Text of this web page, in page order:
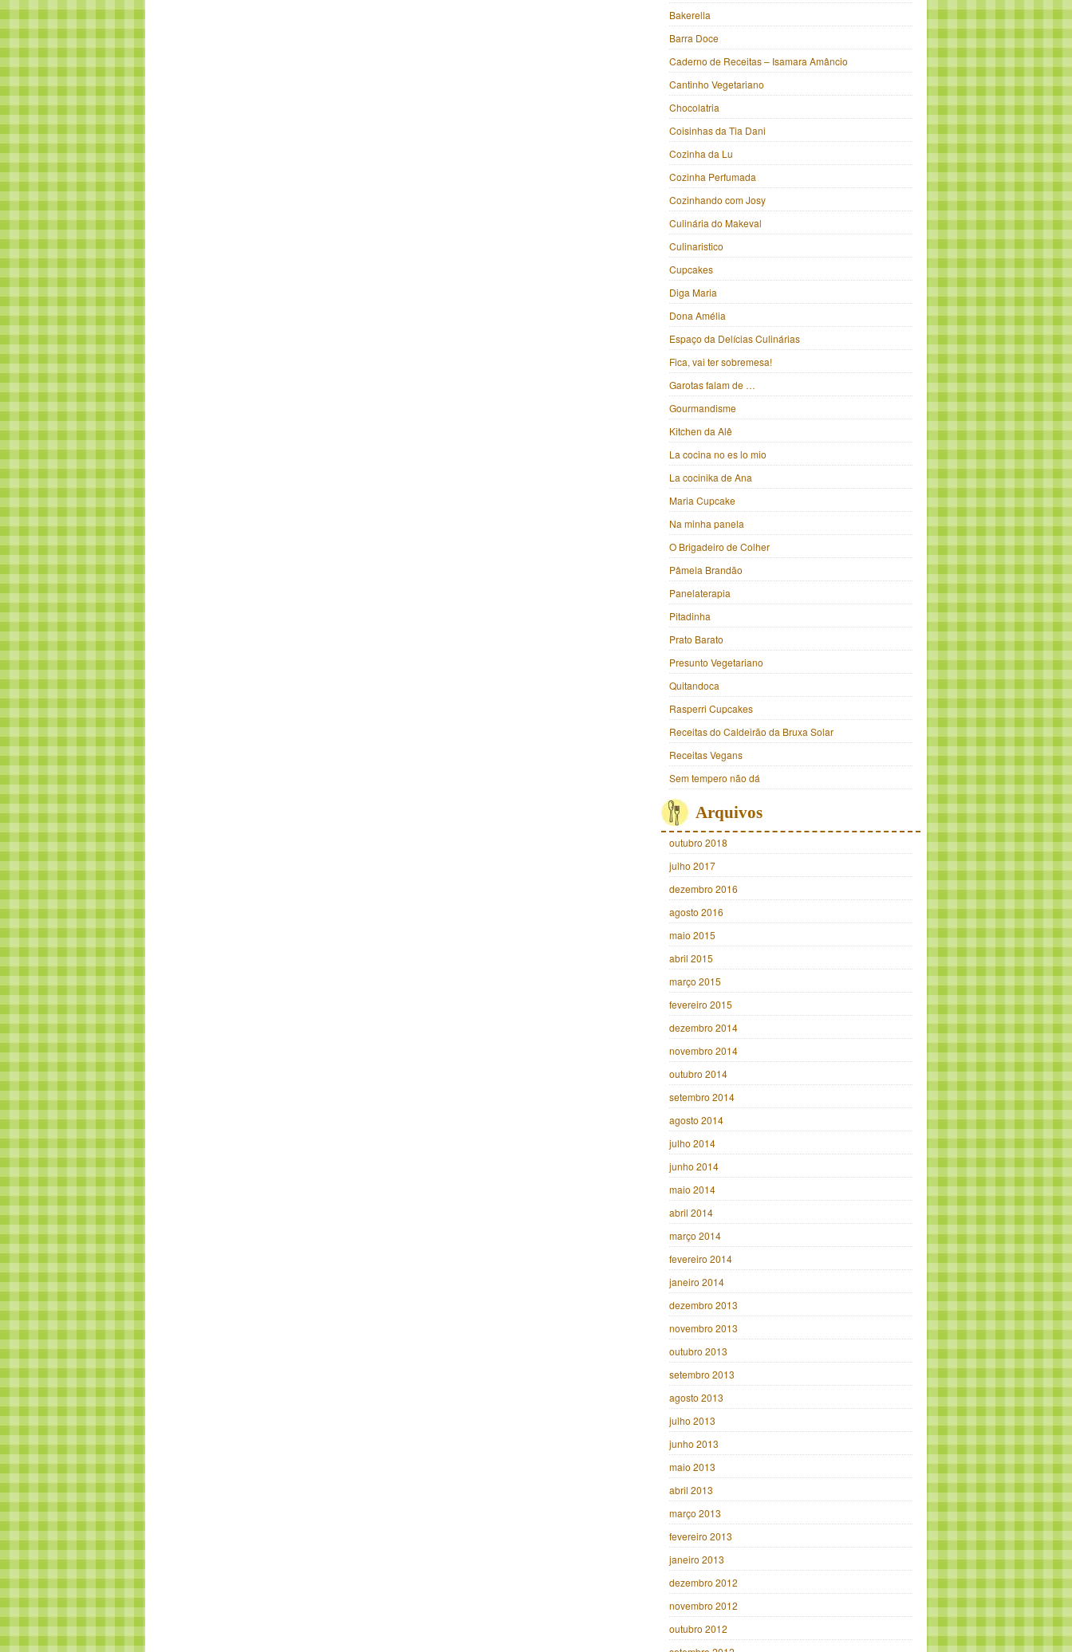
Bakerella
Barra Doce
Caderno de Receitas – Isamara Amâncio
Cantinho Vegetariano
Chocolatria
Coisinhas da Tia Dani
Cozinha da Lu
Cozinha Perfumada
Cozinhando com Josy
Culinária do Makeval
Culinaristico
Cupcakes
Diga Maria
Dona Amélia
Espaço da Delícias Culinárias
Fica, vai ter sobremesa!
Garotas falam de …
Gourmandisme
Kitchen da Alê
La cocina no es lo mio
La cocinika de Ana
Maria Cupcake
Na minha panela
O Brigadeiro de Colher
Pâmela Brandão
Panelaterapia
Pitadinha
Prato Barato
Presunto Vegetariano
Quitandoca
Rasperri Cupcakes
Receitas do Caldeirão da Bruxa Solar
Receitas Vegans
Sem tempero não dá
Arquivos
outubro 2018
julho 2017
dezembro 2016
agosto 2016
maio 2015
abril 2015
março 2015
fevereiro 2015
dezembro 2014
novembro 2014
outubro 2014
setembro 2014
agosto 2014
julho 2014
junho 2014
maio 2014
abril 2014
março 2014
fevereiro 2014
janeiro 2014
dezembro 2013
novembro 2013
outubro 2013
setembro 2013
agosto 2013
julho 2013
junho 2013
maio 2013
abril 2013
março 2013
fevereiro 2013
janeiro 2013
dezembro 2012
novembro 2012
outubro 2012